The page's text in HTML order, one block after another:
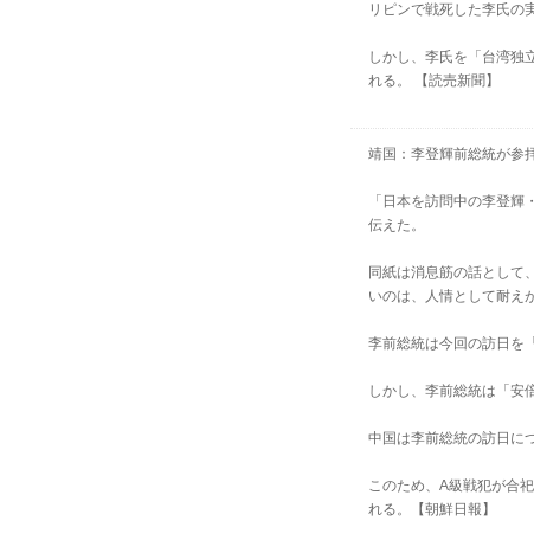
リピンで戦死した李氏の
しかし、李氏を「台湾独
れる。 【読売新聞】
靖国：李登輝前総統が参
「日本を訪問中の李登
伝えた。
同紙は消息筋の話として
いのは、人情として耐え
李前総統は今回の訪日を
しかし、李前総統は「安
中国は李前総統の訪日に
このため、A級戦犯が合
れる。【朝鮮日報】